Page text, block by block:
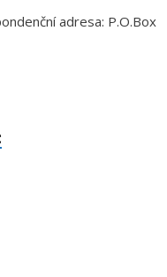
adresa: P.O.Box